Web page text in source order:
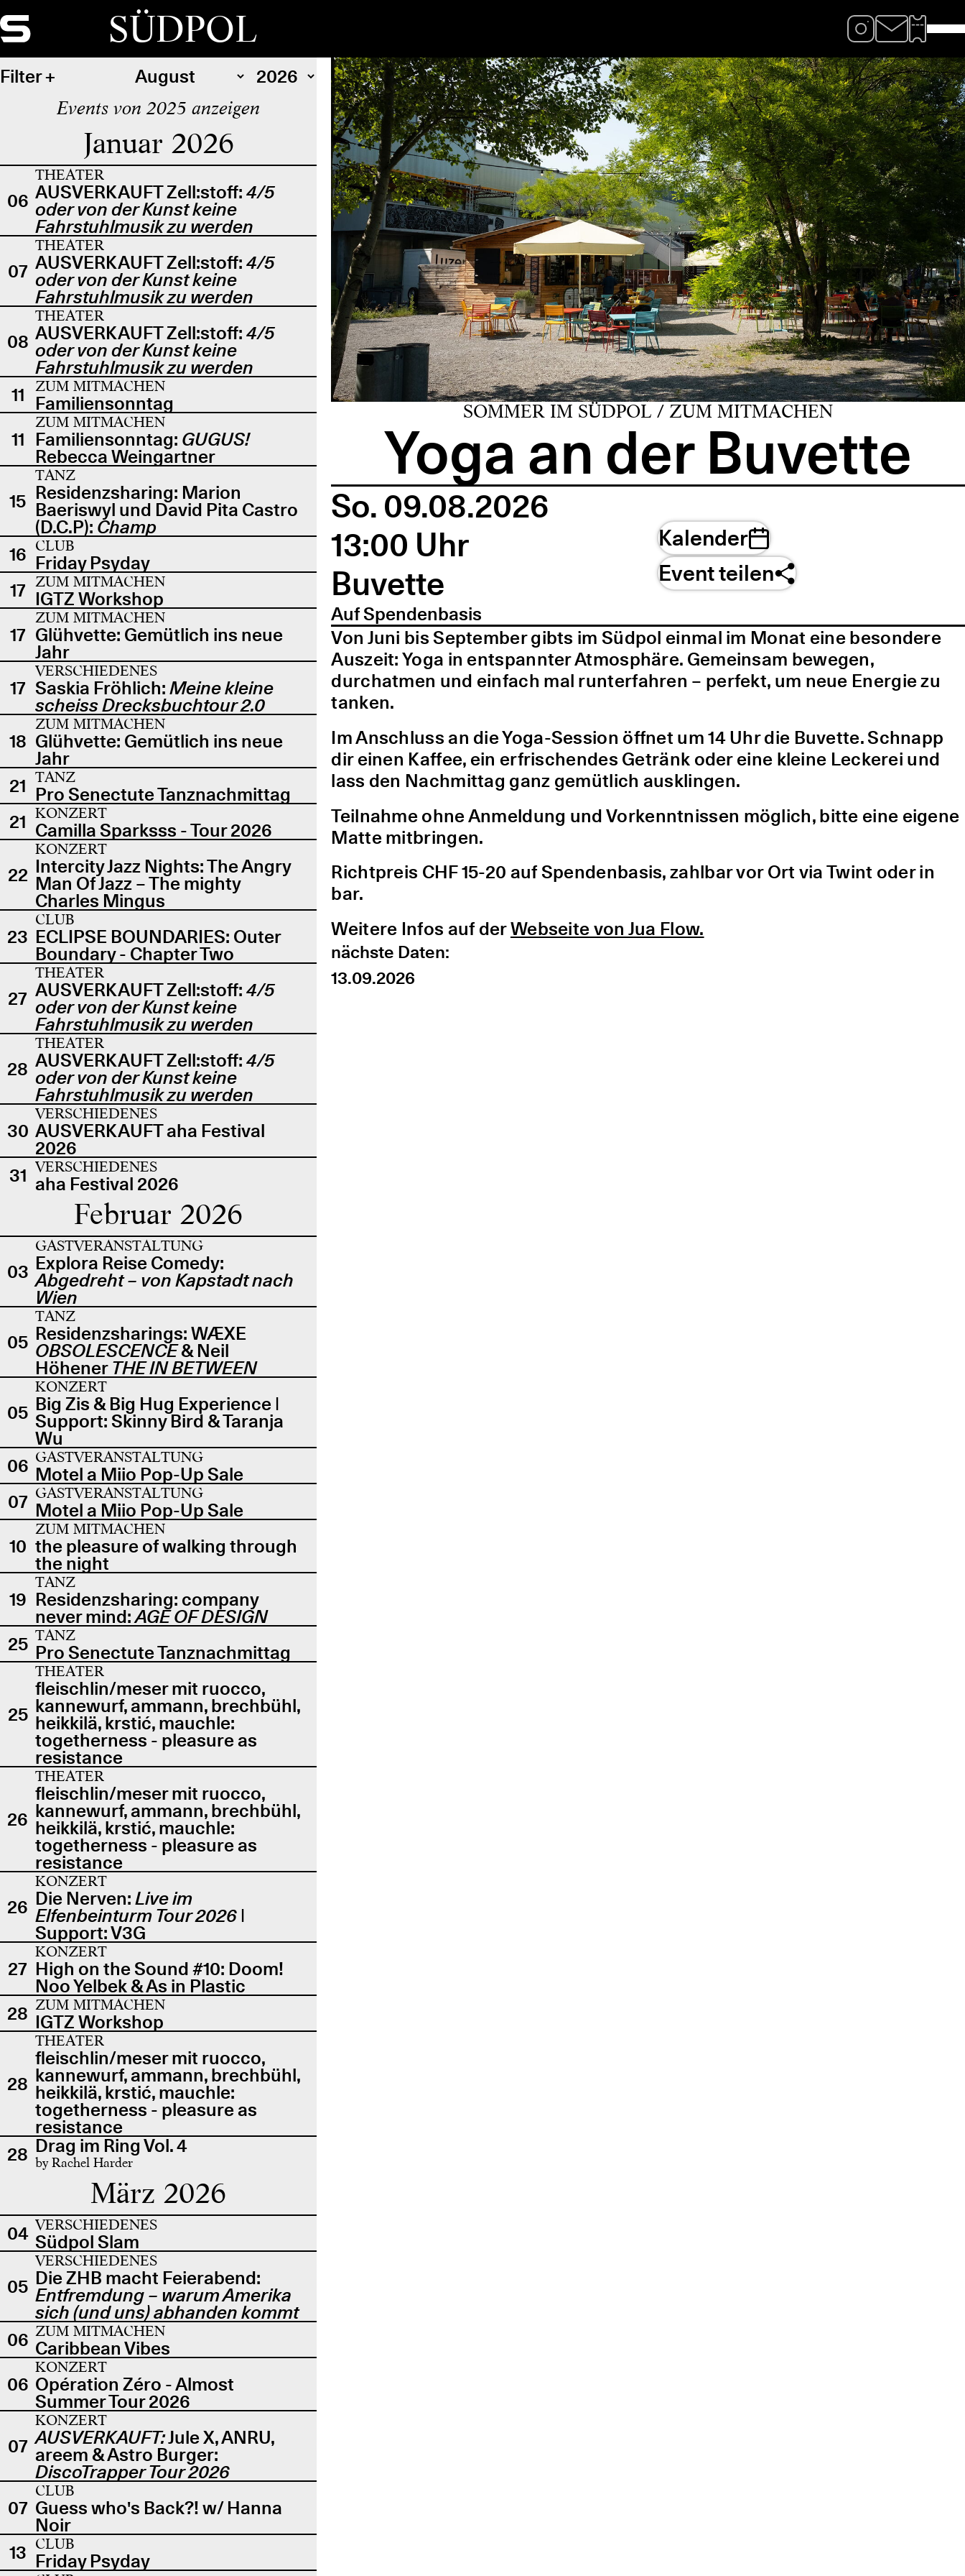
SÜDPOL
Filter
Events von 2025 anzeigen
Januar 2026
06
THEATER
AUSVERKAUFT Zell:stoff: 4/5
oder von der Kunst keine
Fahrstuhlmusik zu werden
07
THEATER
AUSVERKAUFT Zell:stoff: 4/5
oder von der Kunst keine
Fahrstuhlmusik zu werden
08
THEATER
AUSVERKAUFT Zell:stoff: 4/5
oder von der Kunst keine
Fahrstuhlmusik zu werden
11
ZUM MITMACHEN
Familiensonntag
11
ZUM MITMACHEN
Familiensonntag: GUGUS!
Rebecca Weingartner
15
TANZ
Residenzsharing: Marion
Baeriswyl und David Pita Castro
(D.C.P): Champ
16 CLUB
Friday Psyday
17 ZUM MITMACHEN
IGTZ Workshop
17
ZUM MITMACHEN
Glühvette: Gemütlich ins neue
Jahr
17
VERSCHIEDENES
Saskia Fröhlich: Meine kleine
scheiss Drecksbuchtour 2.0
18
ZUM MITMACHEN
Glühvette: Gemütlich ins neue
Jahr
21 TANZ
Pro Senectute Tanznachmittag
21 KONZERT
Camilla Sparksss - Tour 2026
22
KONZERT
Intercity Jazz Nights: The Angry
Man Of Jazz – The mighty
Charles Mingus
23
CLUB
ECLIPSE BOUNDARIES: Outer
Boundary - Chapter Two
27
THEATER
AUSVERKAUFT Zell:stoff: 4/5
oder von der Kunst keine
Fahrstuhlmusik zu werden
28
THEATER
AUSVERKAUFT Zell:stoff: 4/5
oder von der Kunst keine
Fahrstuhlmusik zu werden
30
VERSCHIEDENES
AUSVERKAUFT aha Festival
2026
31 VERSCHIEDENES
aha Festival 2026
Februar 2026
03
GASTVERANSTALTUNG
Explora Reise Comedy:
Abgedreht – von Kapstadt nach
Wien
05
TANZ
Residenzsharings: WÆXE
OBSOLESCENCE& Neil
Höhener THE IN BETWEEN
05
KONZERT
Big Zis & Big Hug Experience |
Support: Skinny Bird & Taranja
Wu
06 GASTVERANSTALTUNG
Motel a Miio Pop-Up Sale
07 GASTVERANSTALTUNG
Motel a Miio Pop-Up Sale
10
ZUM MITMACHEN
the pleasure of walking through
the night
19
TANZ
Residenzsharing: company
never mind:AGE OF DESIGN
25 TANZ
Pro Senectute Tanznachmittag
25
THEATER
fleischlin/meser mit ruocco,
kannewurf, ammann, brechbühl,
heikkilä, krstić, mauchle:
togetherness - pleasure as
resistance
26
THEATER
fleischlin/meser mit ruocco,
kannewurf, ammann, brechbühl,
heikkilä, krstić, mauchle:
togetherness - pleasure as
resistance
26
KONZERT
Die Nerven:Live im
Elfenbeinturm Tour 2026 |
Support: V3G
27
KONZERT
High on the Sound #10: Doom!
Noo Yelbek & As in Plastic
28 ZUM MITMACHEN
IGTZ Workshop
28
THEATER
fleischlin/meser mit ruocco,
kannewurf, ammann, brechbühl,
heikkilä, krstić, mauchle:
togetherness - pleasure as
resistance
28 Drag im Ring Vol. 4
by Rachel Harder
März 2026
04 VERSCHIEDENES
Südpol Slam
05
VERSCHIEDENES
Die ZHB macht Feierabend:
Entfremdung – warum Amerika
sich (und uns) abhanden kommt
06 ZUM MITMACHEN
Caribbean Vibes
06
KONZERT
Opération Zéro - Almost
Summer Tour 2026
07
KONZERT
AUSVERKAUFT:Jule X, ANRU,
areem & Astro Burger:
DiscoTrapper Tour 2026
07
CLUB
Guess who's Back?! w/ Hanna
Noir
13 CLUB
Friday Psyday
SOMMER IM SÜDPOL / ZUM MITMACHEN
Yoga an der Buvette
So. 09.08.2026
13:00 Uhr
Buvette
Auf Spendenbasis
Kalender
Event teilen
Von Juni bis September gibts im Südpol einmal im Monat eine besondere
Auszeit: Yoga in entspannter Atmosphäre. Gemeinsam bewegen,
durchatmen und einfach mal runterfahren – perfekt, um neue Energie zu
tanken.
Im Anschluss an die Yoga-Session öffnet um 14 Uhr die Buvette. Schnapp
dir einen Kaffee, ein erfrischendes Getränk oder eine kleine Leckerei und
lass den Nachmittag ganz gemütlich ausklingen.
Teilnahme ohne Anmeldung und Vorkenntnissen möglich, bitte eine eigene
Matte mitbringen.
Richtpreis CHF 15-20 auf Spendenbasis, zahlbar vor Ort via Twint oder in
bar.
Weitere Infos auf derWebseite von Jua Flow.
nächste Daten:
13.09.2026